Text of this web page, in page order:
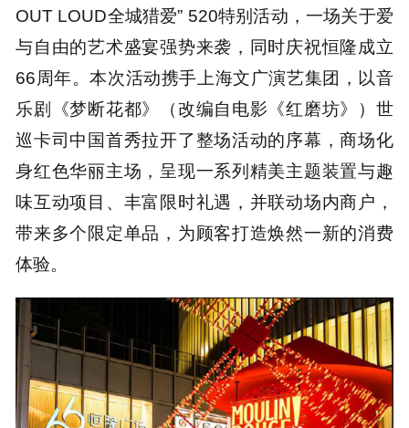
OUT LOUD全城猎爱” 520特别活动，一场关于爱
与自由的艺术盛宴强势来袭，同时庆祝恒隆成立
66周年。本次活动携手上海文广演艺集团，以音
乐剧《梦断花都》（改编自电影《红磨坊》）世
巡卡司中国首秀拉开了整场活动的序幕，商场化
身红色华丽主场，呈现一系列精美主题装置与趣
味互动项目、丰富限时礼遇，并联动场内商户，
带来多个限定单品，为顾客打造焕然一新的消费
体验。